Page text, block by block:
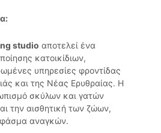
studio αποτελεί ένα
κατοικίδιων,
υπηρεσίες φροντίδας
και της Νέας Ερυθραίας. Η
σκύλων και γατών
την αισθητική των ζώων,
αναγκών.